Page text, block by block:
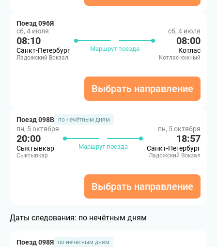
Поезд 096Я
сб, 4 июля
08:10
Санкт-Петербург
Ладожский Вокзал
Маршрут поезда
сб, 4 июля
08:00
Котлас
Котлас-южный
Выбрать направление
Поезд 098В по нечётным дням
пн, 5 октября
20:00
Сыктывкар
Сыктывкар
Маршрут поезда
пн, 5 октября
18:57
Санкт-Петербург
Ладожский Вокзал
Выбрать направление
Даты следования: по нечётным дням
Поезд 098Я по нечётным дням